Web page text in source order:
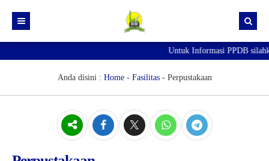
INFORMASI PPDB/SPMB 2026-2027
Pendaftaran PPDB/SPMB Online
Pengumuman
Untuk Informasi PPDB
Anda disini : Home- Fasilitas- Perpustakaan